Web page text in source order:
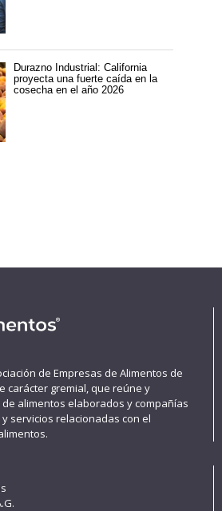
Durazno Industrial: California
proyecta una fuerte caída en la
cosecha en el año 2026
de Empresas de Alimentos de
carácter gremial, que reúne y
alimentos elaborados y compañías
servicios relacionadas con el